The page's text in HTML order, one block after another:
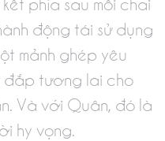
động tái sử dụng
mảnh ghép yêu
đắp tương lai cho
Và với Quân, đó là
hy vọng.